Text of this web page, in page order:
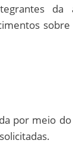
da
por meio